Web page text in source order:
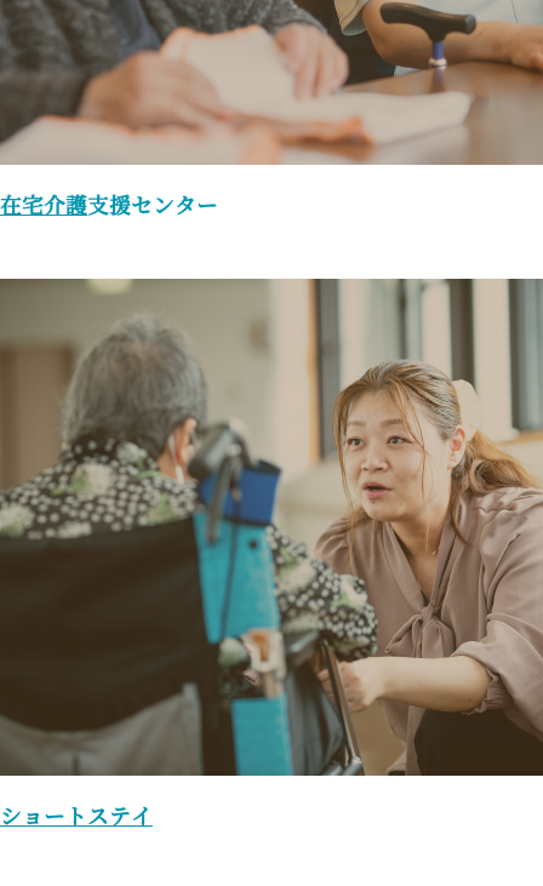
在宅介護支援センター
ショートステイ